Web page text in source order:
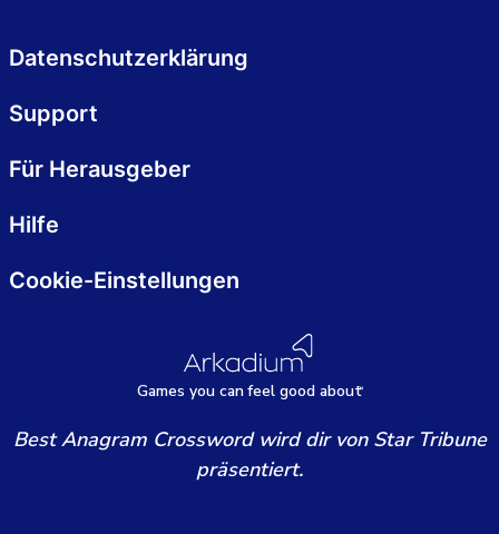
Games you canfeel good about
Datenschutzerklärung
Support
Für Herausgeber
Hilfe
Cookie-Einstellungen
Best Anagram Crossword wird dir von Star Tribune
präsentiert.